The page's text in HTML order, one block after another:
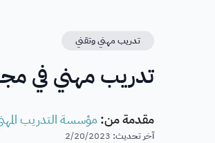
تدريب مهني وتقني
تدريب مهني في
مقدمة من: مؤسسة التدريب
آخر تحديث:
2/20/2023